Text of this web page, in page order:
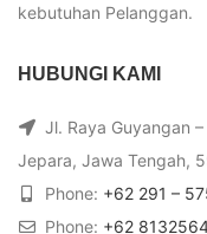
kebutuhan Pelanggan.
HUBUNGI KAMI
Jl. Raya Guyangan
Jepara, Jawa Tengah,
Phone: +62 291 –
Phone: +62